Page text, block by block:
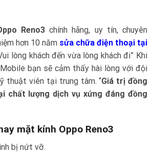
Reno3chính hãng, uy tín, chuyên
hơn 10 năm sửa chữa điện thoại tại
lòng khách đến vừa lòng khách đi” Khi
bạn sẽ cảm thấy hài lòng với đội
thuật viên tại trung tâm. “Giá trị đồng
chất lượng dịch vụ xứng đáng đồng
mặt kính Oppo Reno3
bị nứt vỡ.